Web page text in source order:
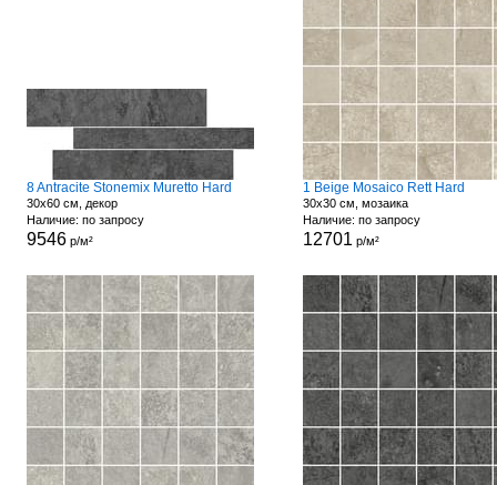
8 Antracite Stonemix Muretto Hard
30x60 см, декор
Наличие: по запросу
9546р/м²
1 Beige Mosaico Rett Hard
30x30 см, мозаика
Наличие: по запросу
12701 р/м²